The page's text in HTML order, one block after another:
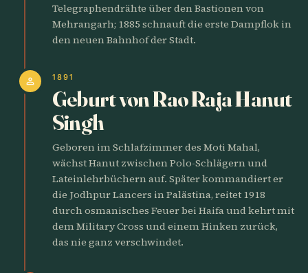
Telegraphendrähte über den Bastionen von
Mehrangarh; 1885 schnauft die erste Dampflok in
den neuen Bahnhof der Stadt.
person 1891
Geburt von Rao Raja Hanut
Singh
Geboren im Schlafzimmer des Moti Mahal,
wächst Hanut zwischen Polo-Schlägern und
Lateinlehrbüchern auf. Später kommandiert er
die Jodhpur Lancers in Palästina, reitet 1918
durch osmanisches Feuer bei Haifa und kehrt mit
dem Military Cross und einem Hinken zurück,
das nie ganz verschwindet.